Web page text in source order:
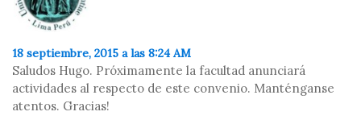
18 septiembre, 2015 a las 8:24 AM
Saludos Hugo. Próximamente la facultad anunciará
actividades al respecto de este convenio. Manténganse
atentos. Gracias!